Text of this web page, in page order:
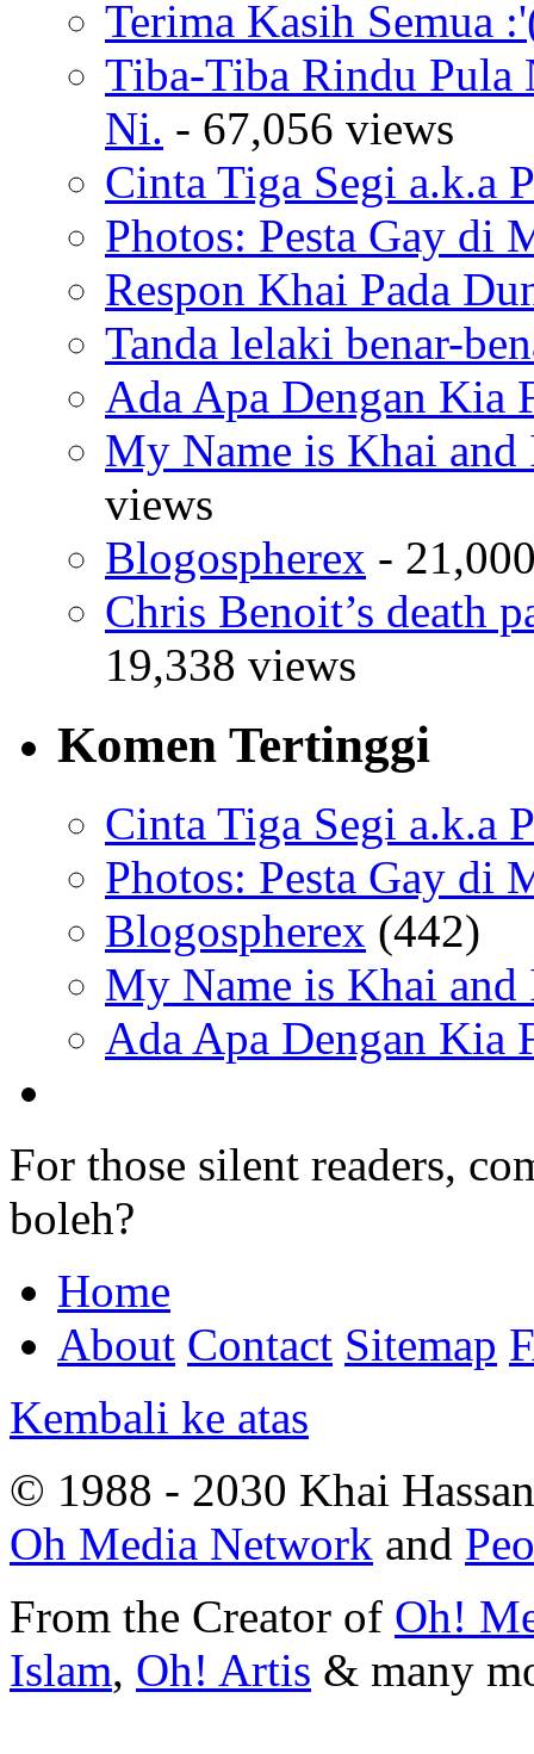
Terima Kasih Semua
Tiba-Tiba Rindu Pula
Ni. - 67,056 views
Cinta Tiga Segi a.k.a
Photos: Pesta Gay di
Respon Khai Pada
Tanda lelaki benar-
Ada Apa Dengan Kia
My Name is Khai and
views
Blogospherex -
Chris Benoit’s death
19,338 views
Komen Tertinggi
Cinta Tiga Segi a.k.a
Photos: Pesta Gay di
Blogospherex (442)
My Name is Khai
Ada Apa Dengan Kia
For those silent readers,
boleh?
Home
About Contact Sitemap
Kembali ke atas
© 1988 - 2030 Khai
Oh Media Network and
From the Creator of Oh!
Islam, Oh! Artis & many